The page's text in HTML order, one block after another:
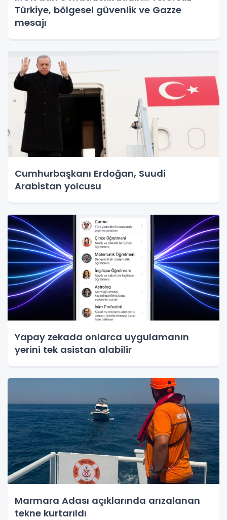
Türkiye, bölgesel güvenlik ve Gazze
mesajı
Cumhurbaşkanı Erdoğan, Suudi
Arabistan yolcusu
Yapay zekada onlarca uygulamanın
yerini tek asistan alabilir
Marmara Adası açıklarında arızalanan
tekne kurtarıldı